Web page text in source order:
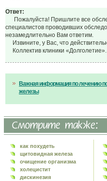
Ответ:
Пожалуйста! Пришлите все
специалистов проводивших
незамедлительно Вам ответим.
Извините, у Вас, что
Коллектив клиники «Долголетие».
Важная информация по лечению
железы
как похудеть
щитовидная железа
очищение организма
холецистит
дискинезия